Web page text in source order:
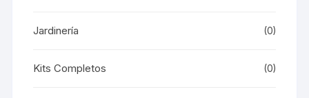
Jardinería (0)
Kits Completos (0)